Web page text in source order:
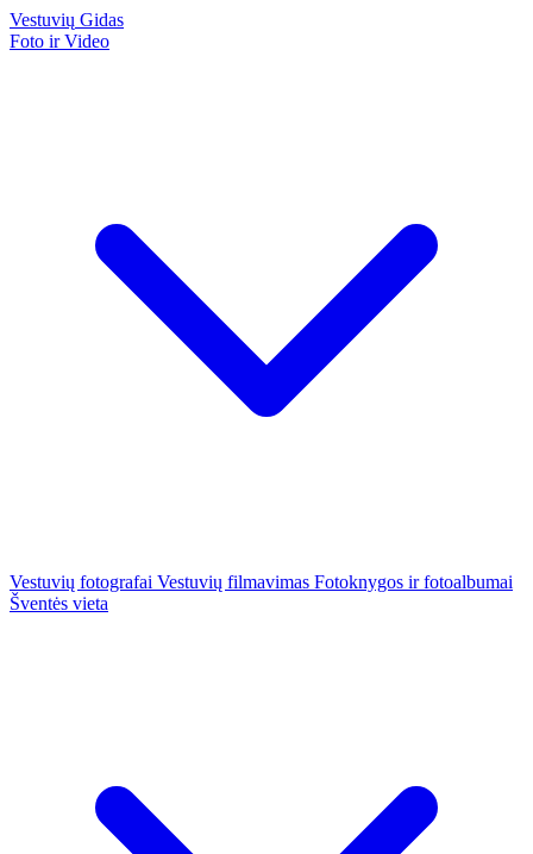
Vestuvių Gidas
Foto ir Video
Vestuvių fotografai Vestuvių filmavimas Fotoknygos ir fotoalbumai
Šventės vieta